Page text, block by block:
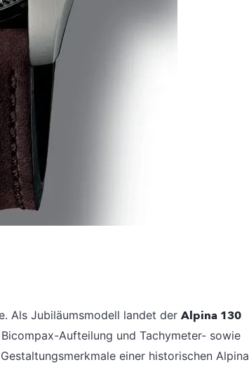
Als Jubiläumsmodell landet der Alpina 130
Aufteilung und Tachymeter- sowie
einer historischen Alpina